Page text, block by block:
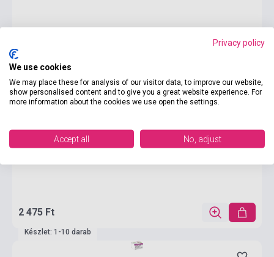
2 475 Ft
Készlet: 1-10 darab
Privacy policy
We use cookies
We may place these for analysis of our visitor data, to improve our website,
show personalised content and to give you a great website experience. For
more information about the cookies we use open the settings.
Accept all No, adjust